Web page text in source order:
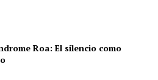
Roa: El silencio como